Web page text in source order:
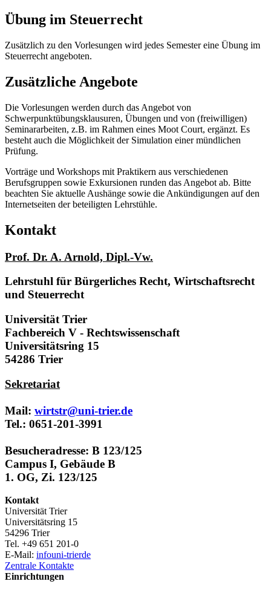
Übung im Steuerrecht
Zusätzlich zu den Vorlesungen wird jedes Semester eine Übung im
Steuerrecht angeboten.
Zusätzliche Angebote
Die Vorlesungen werden durch das Angebot von
Schwerpunktübungsklausuren, Übungen und von (freiwilligen)
Seminararbeiten, z.B. im Rahmen eines Moot Court, ergänzt. Es
besteht auch die Möglichkeit der Simulation einer mündlichen
Prüfung.
Vorträge und Workshops mit Praktikern aus verschiedenen
Berufsgruppen sowie Exkursionen runden das Angebot ab. Bitte
beachten Sie aktuelle Aushänge sowie die Ankündigungen auf den
Internetseiten der beteiligten Lehrstühle.
Kontakt
Prof. Dr. A. Arnold, Dipl.-Vw.
Lehrstuhl für Bürgerliches Recht, Wirtschaftsrecht
und Steuerrecht
Universität Trier
Fachbereich V - Rechtswissenschaft
Universitätsring 15
54286 Trier
Sekretariat
Mail: wirtstr@uni-trier.de
Tel.: 0651-201-3991
Besucheradresse: B 123/125
Campus I, Gebäude B
1. OG, Zi. 123/125
Kontakt
Universität Trier
Universitätsring 15
54296 Trier
Tel. +49 651 201-0
E-Mail: infouni-trierde
Zentrale Kontakte
Einrichtungen